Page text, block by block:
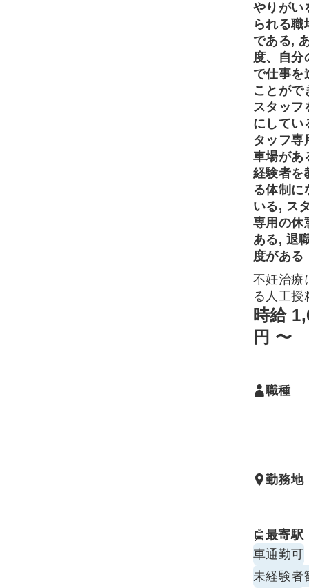
やりがい
られる職
である,
度、自分
で仕事を
ことがで
スタッフ
にしてい
タッフ専
車場があ
経験者を
る体制に
いる, ス
専用の休
ある, 退
度がある
不妊治療
る人工授
外受精・
精・胚培
わる業務
ムページ
時給
円 〜
職種
勤務地
最寄駅
車通勤可
未経験者